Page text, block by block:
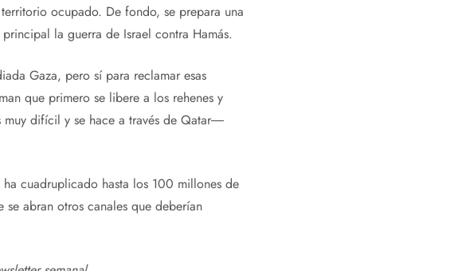
ocupado. De fondo, se prepara una
la guerra de Israel contra Hamás.
Gaza, pero sí para reclamar esas
que primero se libere a los rehenes y
muy difícil y se hace a través de Qatar―
cuadruplicado hasta los 100 millones de
abran otros canales que deberían